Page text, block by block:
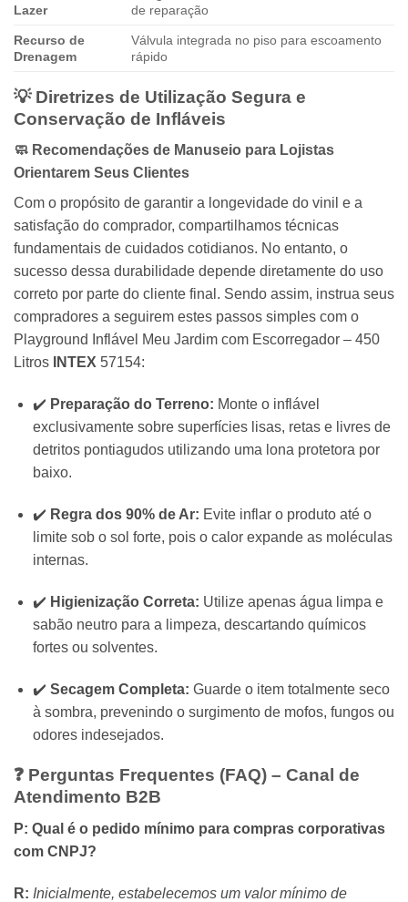
Lazer
de reparação
Recurso de
Drenagem
Válvula integrada no piso para escoamento
rápido
💡 Diretrizes de Utilização Segura e
Conservação de Infláveis
🧼 Recomendações de Manuseio para Lojistas
Orientarem Seus Clientes
Com o propósito de garantir a longevidade do vinil e a
satisfação do comprador, compartilhamos técnicas
fundamentais de cuidados cotidianos. No entanto, o
sucesso dessa durabilidade depende diretamente do uso
correto por parte do cliente final. Sendo assim, instrua seus
compradores a seguirem estes passos simples com o
Playground Inflável Meu Jardim com Escorregador – 450
Litros
INTEX 57154:
✔️ Preparação do Terreno: Monte o inflável
exclusivamente sobre superfícies lisas, retas e livres de
detritos pontiagudos utilizando uma lona protetora por
baixo.
✔️ Regra dos 90% de Ar: Evite inflar o produto até o
limite sob o sol forte, pois o calor expande as moléculas
internas.
✔️ Higienização Correta: Utilize apenas água limpa e
sabão neutro para a limpeza, descartando químicos
fortes ou solventes.
✔️ Secagem Completa: Guarde o item totalmente seco
à sombra, prevenindo o surgimento de mofos, fungos ou
odores indesejados.
❓ Perguntas Frequentes (FAQ) – Canal de
Atendimento B2B
P: Qual é o pedido mínimo para compras corporativas
com CNPJ?
R: Inicialmente, estabelecemos um valor mínimo de